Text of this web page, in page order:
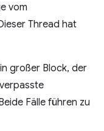
vom
Thread hat
großer Block, der
Fälle führen zu